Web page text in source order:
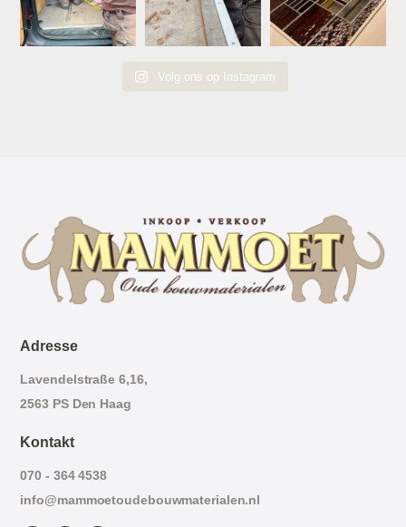
Volg ons op Instagram
Adresse
Lavendelstraße 6,16,
2563 PS Den Haag
Kontakt
070 - 364 4538
info@mammoetoudebouwmaterialen.nl